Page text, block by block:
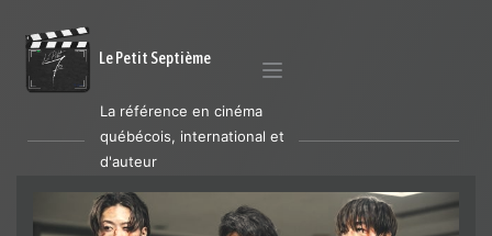
Le Petit Septième
La référence en cinéma
québécois, international et
d'auteur